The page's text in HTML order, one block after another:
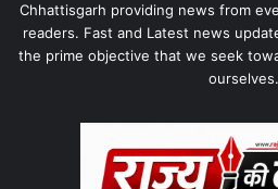
Chhattisgarh providing news from
readers. Fast and Latest news
the prime objective that we seek
ourselves.